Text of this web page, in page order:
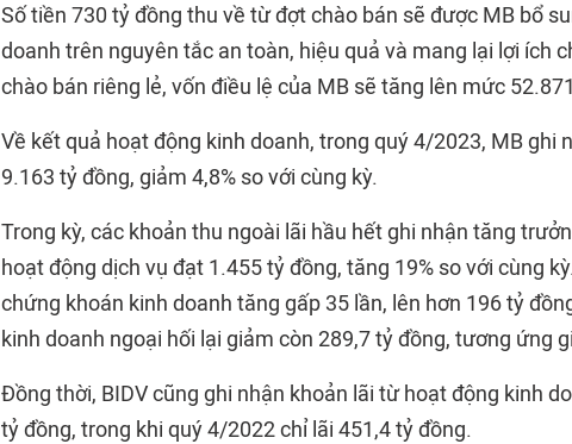
Số tiền 730 tỷ đồng thu về từ đợt chào bán sẽ được MB bổ
doanh trên nguyên tắc an toàn, hiệu quả và mang lại lợi ích
chào bán riêng lẻ, vốn điều lệ của MB sẽ tăng lên mức
Về kết quả hoạt động kinh doanh, trong quý 4/2023, MB ghi
9.163 tỷ đồng, giảm 4,8% so với cùng kỳ.
Trong kỳ, các khoản thu ngoài lãi hầu hết ghi nhận tăng
hoạt động dịch vụ đạt 1.455 tỷ đồng, tăng 19% so với cùng
chứng khoán kinh doanh tăng gấp 35 lần, lên hơn 196 tỷ
kinh doanh ngoại hối lại giảm còn 289,7 tỷ đồng, tương ứng
Đồng thời, BIDV cũng ghi nhận khoản lãi từ hoạt động kinh
tỷ đồng, trong khi quý 4/2022 chỉ lãi 451,4 tỷ đồng.